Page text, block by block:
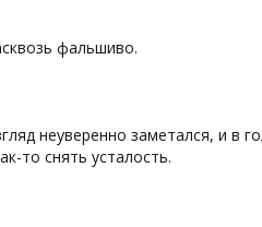
фальшиво.
неуверенно заметался, и в
то снять усталость.